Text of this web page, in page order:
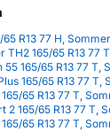
R13 77 H,
TH2 165/65 R13 77
165/65 R13 77 T,
165/65 R13 77 T,
65 R13 77 T,
2 165/65 R13 77 T,
65 R13 77 T,